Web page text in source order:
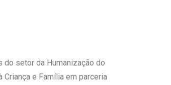
do setor da Humanização do
Criança e Família em parceria